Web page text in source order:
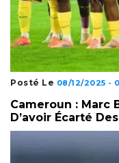
Posté Le 08/12/2025 -
Cameroun : Marc
D’avoir Écarté